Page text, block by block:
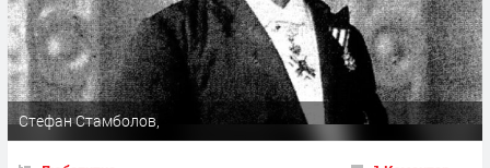
Стефан Стамболов,